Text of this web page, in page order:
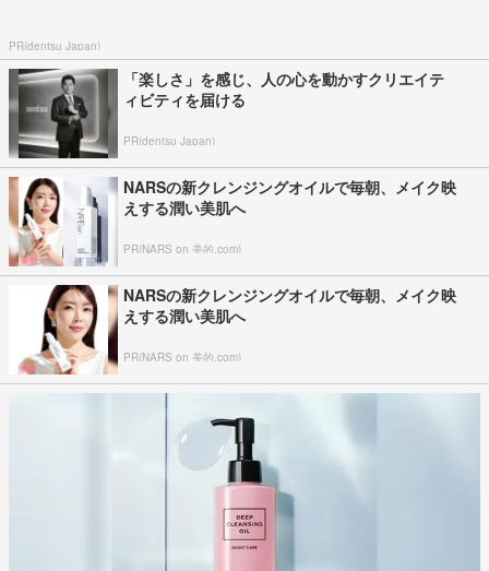
PR(dentsu Japan)
「楽しさ」を感じ、人の心を動かすクリエイテ
ィビティを届ける
PR(dentsu Japan)
NARSの新クレンジングオイルで毎朝、メイク映
えする潤い美肌へ
PR(NARS on 美的.com)
NARSの新クレンジングオイルで毎朝、メイク映
えする潤い美肌へ
PR(NARS on 美的.com)